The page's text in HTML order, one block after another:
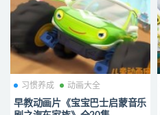
习惯养成 动画大全
早教动画片《宝宝巴士启蒙音乐